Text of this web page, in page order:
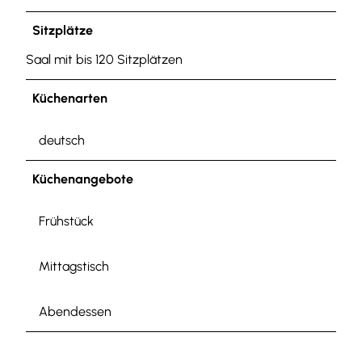
Sitzplätze
Saal mit bis 120 Sitzplätzen
Küchenarten
deutsch
Küchenangebote
Frühstück
Mittagstisch
Abendessen